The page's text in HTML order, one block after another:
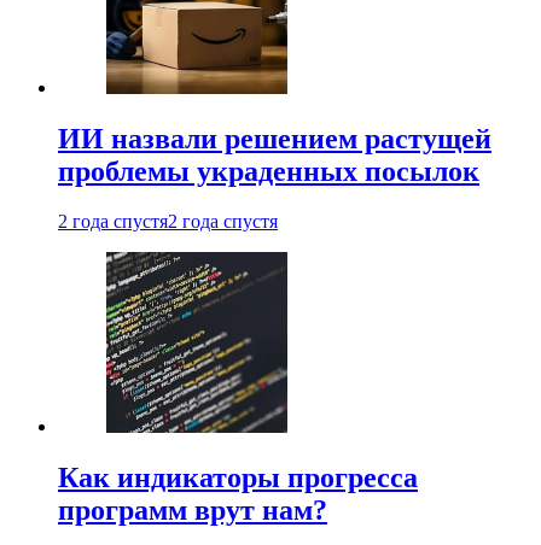
ИИ назвали решением растущей
проблемы украденных посылок
2 года спустя2 года спустя
Как индикаторы прогресса
программ врут нам?